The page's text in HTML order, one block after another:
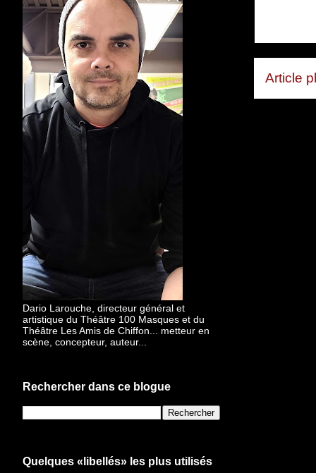
Article
Dario Larouche, directeur général et
artistique du Théâtre 100 Masques et du
Théâtre Les Amis de Chiffon... metteur en
scène, concepteur, auteur...
Rechercher dans ce blogue
Quelques «libellés» les plus utilisés